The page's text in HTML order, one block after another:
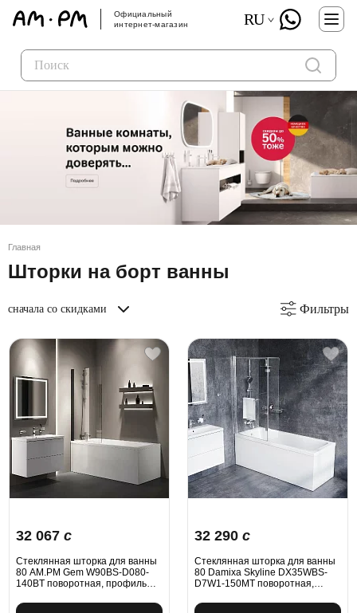
Официальный
интернет-магазин
RU
Главная
Шторки на борт ванны
сначала со скидками Фильтры
32 067 c
Стеклянная шторка для ванны
80 AM.PM Gem W90BS-D080-
140BT поворотная, профиль
32 290 c
Стеклянная шторка для ванны
80 Damixa Skyline DX35WBS-
D7W1-150MT поворотная,